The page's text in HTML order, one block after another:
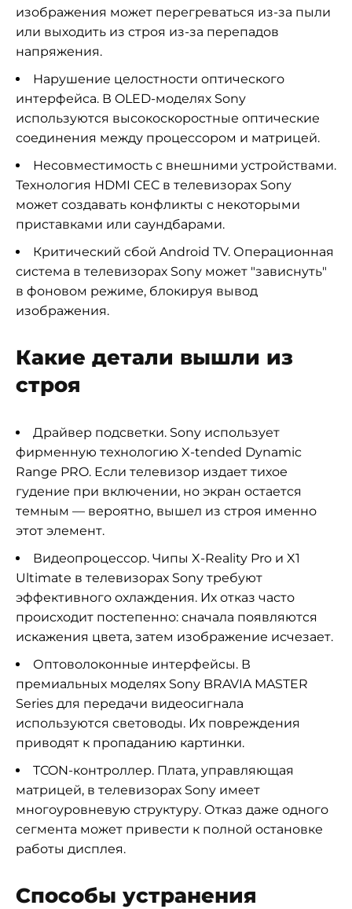
изображения может перегреваться из-за пыли
или выходить из строя из-за перепадов
напряжения.
Нарушение целостности оптического
интерфейса. В OLED-моделях Sony
используются высокоскоростные оптические
соединения между процессором и матрицей.
Несовместимость с внешними устройствами.
Технология HDMI CEC в телевизорах Sony
может создавать конфликты с некоторыми
приставками или саундбарами.
Критический сбой Android TV. Операционная
система в телевизорах Sony может "зависнуть"
в фоновом режиме, блокируя вывод
изображения.
Какие детали вышли из
строя
Драйвер подсветки. Sony использует
фирменную технологию X-tended Dynamic
Range PRO. Если телевизор издает тихое
гудение при включении, но экран остается
темным — вероятно, вышел из строя именно
этот элемент.
Видеопроцессор. Чипы X-Reality Pro и X1
Ultimate в телевизорах Sony требуют
эффективного охлаждения. Их отказ часто
происходит постепенно: сначала появляются
искажения цвета, затем изображение исчезает.
Оптоволоконные интерфейсы. В
премиальных моделях Sony BRAVIA MASTER
Series для передачи видеосигнала
используются световоды. Их повреждения
приводят к пропаданию картинки.
TCON-контроллер. Плата, управляющая
матрицей, в телевизорах Sony имеет
многоуровневую структуру. Отказ даже одного
сегмента может привести к полной остановке
работы дисплея.
Способы устранения